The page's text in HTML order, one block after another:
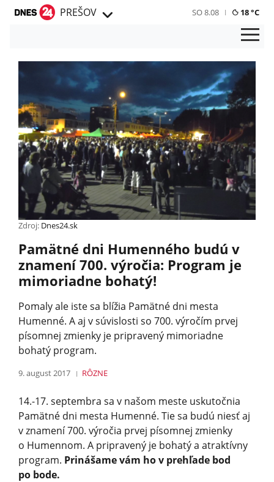
PREŠOV SO 8.08 18 °C
Zdroj: Dnes24.sk
Pamätné dni Humenného budú v
znamení 700. výročia: Program je
mimoriadne bohatý!
Pomaly ale iste sa blížia Pamätné dni mesta
Humenné. A aj v súvislosti so 700. výročím prvej
písomnej zmienky je pripravený mimoriadne
bohatý program.
9. august 2017 RÔZNE
14.-17. septembra sa v našom meste uskutočnia
Pamätné dni mesta Humenné. Tie sa budú niesť aj
v znamení 700. výročia prvej písomnej zmienky
o Humennom. A pripravený je bohatý a atraktívny
program. Prinášame vám ho v prehľade bod
po bode.